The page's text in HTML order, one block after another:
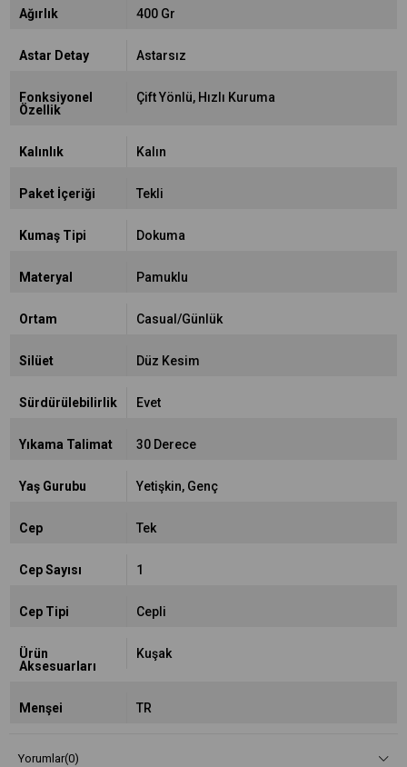
Ağırlık 400 Gr
Astar Detay Astarsız
Fonksiyonel
Özellik
Çift Yönlü Hızlı Kuruma
Kalınlık Kalın
Paket İçeriği Tekli
Kumaş Tipi Dokuma
Materyal Pamuklu
Ortam Casual/Günlük
Silüet Düz Kesim
Sürdürülebilirlik Evet
Yıkama Talimat 30 Derece
Yaş Gurubu Yetişkin Genç
Cep Tek
Cep Sayısı 1
Cep Tipi Cepli
Ürün
Aksesuarları
Kuşak
Menşei TR
Yorumlar(0)